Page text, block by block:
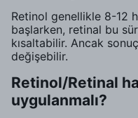
Retinol genellikle 8-12
başlarken, retinal bu
kısaltabilir. Ancak
değişebilir.
Retinol/Retinal
uygulanmalı?